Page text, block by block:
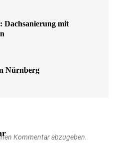
Dachsanierung mit
Nürnberg
Kommentar abzugeben.